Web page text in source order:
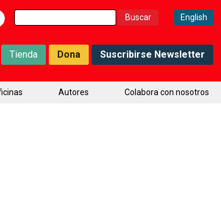
Buscar: English
Tienda Dona Suscribirse Newsletter
Autores Colabora con nosotros